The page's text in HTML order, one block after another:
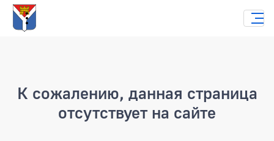
К сожалению, данная страница
отсутствует на сайте